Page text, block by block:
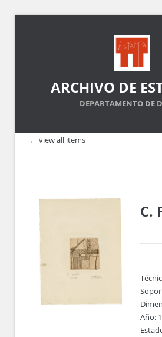
ARCHIVO DE
DEPARTAMENTO DE
← view all items
C.
Año: